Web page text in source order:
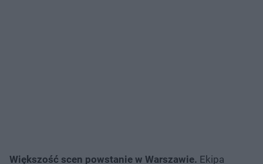
Większość scen powstanie w Warszawie. Ekipa